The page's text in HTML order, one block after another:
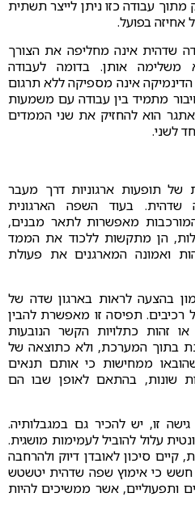
עבודה כזו ניתן לייצר תשתית
אחיזה בפועל.
שדהית אינה מחליפה את הצורך
משלימה אותן. בדומה לעבודה
אינה מספיקה ללא תרגום
מתמיד בין עבודה עם משמעות
הוא להחזיק את שני הממדים
לשני.
תופעות ארגוניות דרך מעבר
בעוד השפה הארגונית
מאפשרות לתאר מבנים,
הן מתקשות ללכוד את הממד
ואמונה המארגנים את פעולת
בהצעה לראות בארגון שדה של
רכיבים. תפיסה זו מאפשרת להבין
זהות כתלויות הקשר הנובעות
בתוך המערכת, ולא כתוצאה של
ממחישות כי אותם תנאים
שונות, בהתאם לאופן שבו הם
זו, יש להכיר גם במגבלותיה.
עלול להוביל לעמימות מושגית.
סיכון לאובדן דיוק ולהרחבה
חשש כי אימוץ שפה שדהית יטשטש
ותפעוליים, אשר ממשיכים להיות